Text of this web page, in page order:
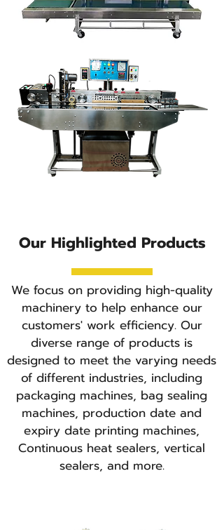
Our Highlighted Products
We focus on providing high-quality
machinery to help enhance our
customers' work efficiency. Our
diverse range of products is
designed to meet the varying needs
of different industries, including
packaging machines, bag sealing
machines, production date and
expiry date printing machines,
Continuous heat sealers, vertical
sealers, and more.